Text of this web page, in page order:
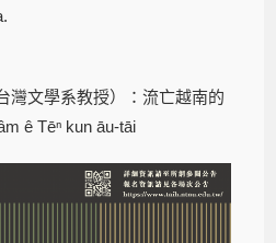
灣文學系教授）：流亡越南的
ê Tēⁿ kun āu-tāi